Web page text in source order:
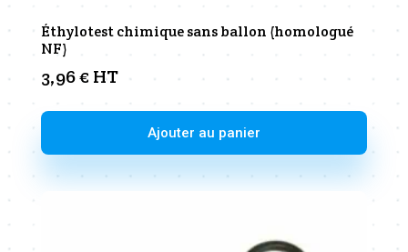
Éthylotest chimique sans ballon (homologué
NF)
3,96€ HT
Ajouter au panier